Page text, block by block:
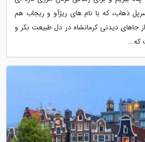
سرپل ذهاب، که با نام های ریژآو و ریجاب هم
جاهای دیدنی کرمانشاه در دل طبیعت بکر و
که...